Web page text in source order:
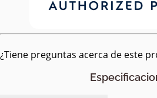
¿Tiene preguntas acerca de este